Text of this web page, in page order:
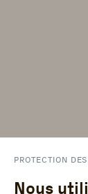
PROTECTION
Nous